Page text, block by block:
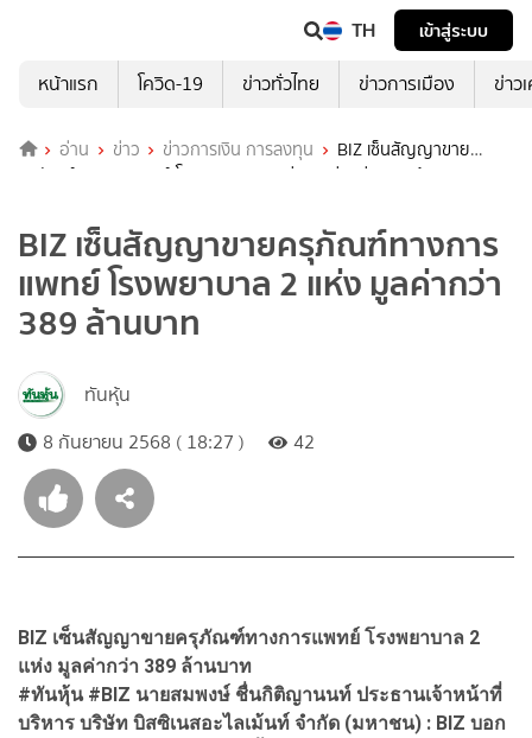
TH
เข้าสู่ระบบ
หน้าแรก
โควิด-19 ข่าวทั่วไทย ข่าวการเมือง ข่าว
อ่าน ข่าว ข่าวการเงิน การลงทุน
BIZ เซ็นสัญญาขาย
ครุภัณฑ์ทางการแพทย์ โรงพยาบาล 2 แห่ง มูลค่ากว่า 389 ล้านบาท
BIZ เซ็นสัญญาขายครุภัณฑ์ทางการ
แพทย์ โรงพยาบาล 2 แห่ง มูลค่ากว่า
389 ล้านบาท
ทันหุ้น
8 กันยายน 2568 ( 18:27 )
42
BIZ เซ็นสัญญาขายครุภัณฑ์ทางการแพทย์ โรงพยาบาล 2
แห่ง มูลค่ากว่า 389 ล้านบาท
#ทันหุ้น #BIZ นายสมพงษ์ ชื่นกิติญานนท์ ประธานเจ้าหน้าที่
บริหาร บริษัท บิสซิเนสอะไลเม้นท์ จำกัด (มหาชน) : BIZ บอก